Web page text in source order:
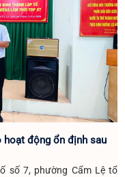
hoạt động ổn định sau
số 7, phường Cẩm Lệ tổ